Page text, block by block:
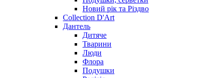
Новий рік та Різдво
Collection D'Art
Дантель
Дитяче
Тварини
Люди
Флора
Подушки